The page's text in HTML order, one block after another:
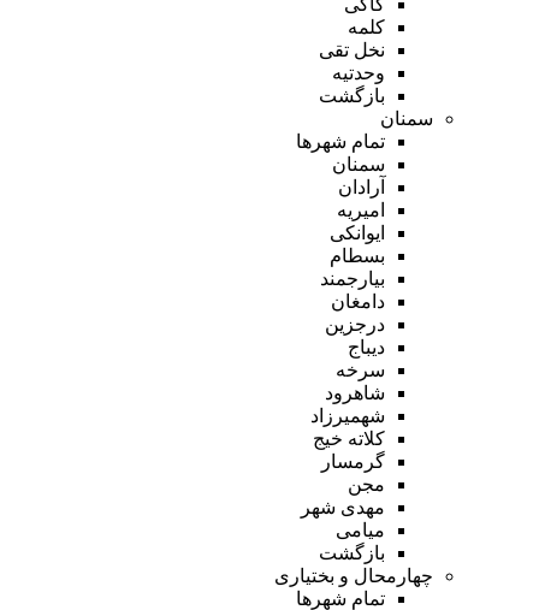
کلمه
نخل تقی
وحدتیه
بازگشت
سمنان
تمام شهر‌ها
سمنان
آرادان
امیریه
ایوانکی
بسطام
بیارجمند
دامغان
درجزین
دیباج
سرخه
شاهرود
شهمیرزاد
کلاته خیج
گرمسار
مجن
مهدی شهر
میامی
بازگشت
چهارمحال و بختیاری
تمام شهر‌ها